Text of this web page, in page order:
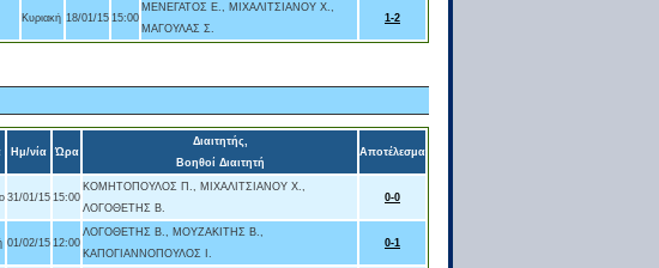
Κυριακή 18/01/15 15:00
ΜΕΝΕΓΑΤΟΣ Ε., ΜΙΧΑΛΙΤΣΙΑΝΟΥ Χ.,
ΜΑΓΟΥΛΑΣ Σ.
1-2
Ημ/νία Ώρα
Διαιτητής,
Βοηθοί Διαιτητή
Αποτέλεσμα
31/01/15 15:00
ΚΟΜΗΤΟΠΟΥΛΟΣ Π., ΜΙΧΑΛΙΤΣΙΑΝΟΥ Χ.,
ΛΟΓΟΘΕΤΗΣ Β.
0-0
01/02/15 12:00
ΛΟΓΟΘΕΤΗΣ Β., ΜΟΥΖΑΚΙΤΗΣ Β.,
ΚΑΠΟΓΙΑΝΝΟΠΟΥΛΟΣ Ι.
0-1